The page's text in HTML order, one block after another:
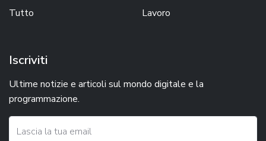
Tutto
Lavoro
Iscriviti
Ultime notizie e articoli sul mondo digitale e la
programmazione.